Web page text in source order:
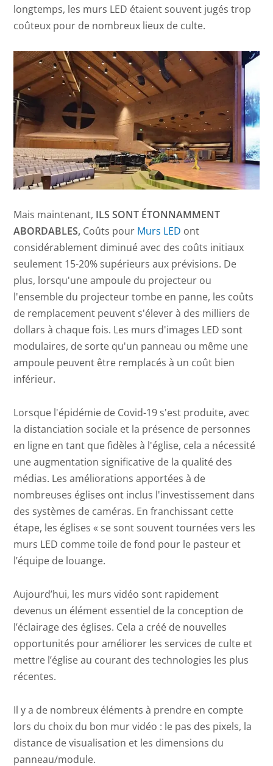
longtemps, les murs LED étaient souvent jugés trop
coûteux pour de nombreux lieux de culte.
Mais maintenant, ILS SONT ÉTONNAMMENT
ABORDABLES, Coûts pour Murs LED ont
considérablement diminué avec des coûts initiaux
seulement 15-20% supérieurs aux prévisions. De
plus, lorsqu'une ampoule du projecteur ou
l'ensemble du projecteur tombe en panne, les coûts
de remplacement peuvent s'élever à des milliers de
dollars à chaque fois. Les murs d'images LED sont
modulaires, de sorte qu'un panneau ou même une
ampoule peuvent être remplacés à un coût bien
inférieur.
Lorsque l'épidémie de Covid-19 s'est produite, avec
la distanciation sociale et la présence de personnes
en ligne en tant que fidèles à l'église, cela a nécessité
une augmentation significative de la qualité des
médias. Les améliorations apportées à de
nombreuses églises ont inclus l'investissement dans
des systèmes de caméras. En franchissant cette
étape, les églises « se sont souvent tournées vers les
murs LED comme toile de fond pour le pasteur et
l’équipe de louange.
Aujourd’hui, les murs vidéo sont rapidement
devenus un élément essentiel de la conception de
l’éclairage des églises. Cela a créé de nouvelles
opportunités pour améliorer les services de culte et
mettre l’église au courant des technologies les plus
récentes.
Il y a de nombreux éléments à prendre en compte
lors du choix du bon mur vidéo : le pas des pixels, la
distance de visualisation et les dimensions du
panneau/module.